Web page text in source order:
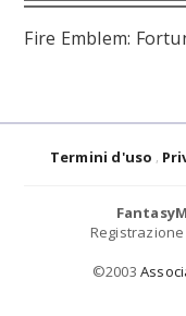
Fire Emblem:
Termini d'uso
©2003